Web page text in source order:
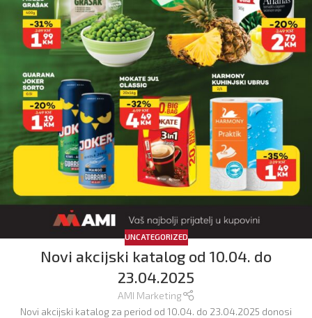
UNCATEGORIZED
Novi akcijski katalog od 10.04. do
23.04.2025
AMI Marketing
Novi akcijski katalog za period od 10.04. do 23.04.2025 donosi